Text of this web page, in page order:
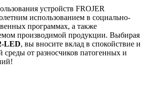
устройств FROJER
использованием в социально-
программах, а также
производимой продукции. Выбирая
LED, вы вносите вклад в спокойствие и
от разносчиков патогенных и